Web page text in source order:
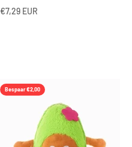
Aanbiedingsprijs
€7,29 EUR
Bespaar €2,00